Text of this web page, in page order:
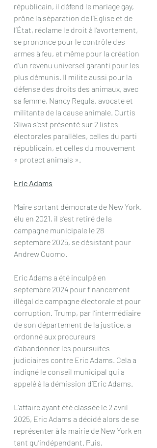
républicain, il défend le mariage gay,
prône la séparation de l’Eglise et de
l’État, réclame le droit à l’avortement,
se prononce pour le contrôle des
armes à feu, et même pour la création
d’un revenu universel garanti pour les
plus démunis. Il milite aussi pour la
défense des droits des animaux, avec
sa femme, Nancy Regula, avocate et
militante de la cause animale. Curtis
Sliwa s’est présenté sur 2 listes
électorales parallèles, celles du parti
républicain, et celles du mouvement
« protect animals ».
Eric Adams
Maire sortant démocrate de New York,
élu en 2021, il s’est retiré de la
campagne municipale le 28
septembre 2025, se désistant pour
Andrew Cuomo.
Eric Adams a été inculpé en
septembre 2024 pour financement
illégal de campagne électorale et pour
corruption. Trump, par l’intermédiaire
de son département de la justice, a
ordonné aux procureurs
d’abandonner les poursuites
judiciaires contre Eric Adams. Cela a
indigné le conseil municipal qui a
appelé à la démission d’Eric Adams.
L’affaire ayant été classée le 2 avril
2025, Eric Adams a décidé alors de se
représenter à la mairie de New York en
tant qu’indépendant. Puis,